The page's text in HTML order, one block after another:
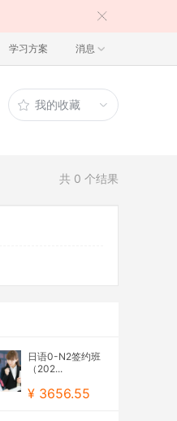
学习方案 消息
我的收藏
共 0 个结果
日语0-N2签约班
（202...
¥ 3656.55